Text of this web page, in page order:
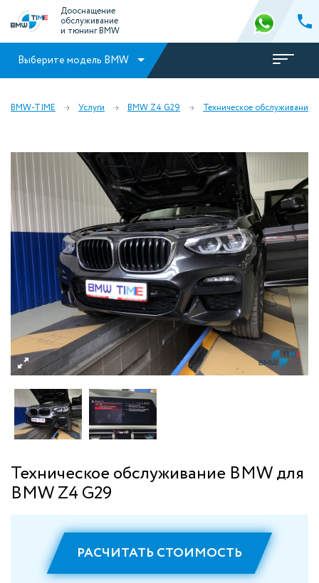
Дооснащение
обслуживание
и тюнинг BMW
Выберите модель BMW
BMW-TIME Услуги BMW Z4 G29 Техническое обслуживание
Техническое обслуживание BMW для
BMW Z4 G29
РАСЧИТАТЬ СТОИМОСТЬ